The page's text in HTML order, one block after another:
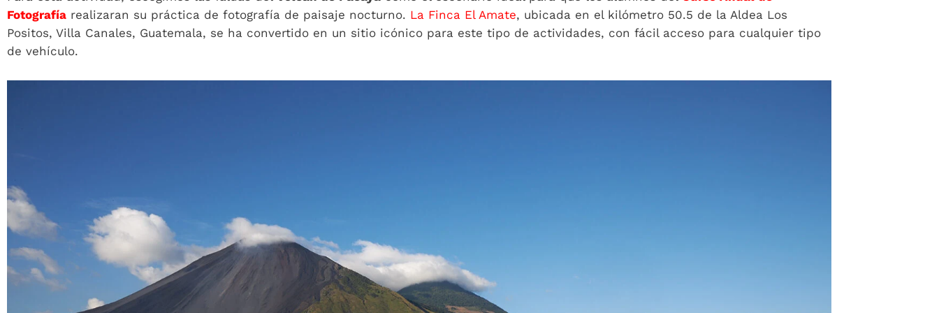
Fotografía realizaran su práctica de fotografía de paisaje nocturno. La Finca El Amate, ubicada en el kilómetro 50.5 de la Aldea Los
Positos, Villa Canales, Guatemala, se ha convertido en un sitio icónico para este tipo de actividades, con fácil acceso para cualquier tipo
de vehículo.